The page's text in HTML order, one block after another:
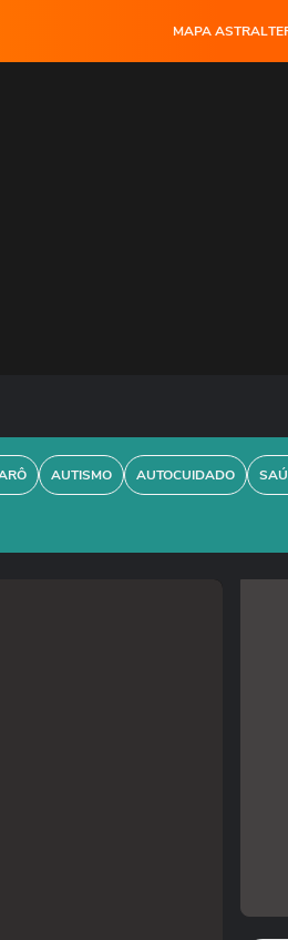
MAPA ASTRAL
AUTISMO AUTOCUIDADO